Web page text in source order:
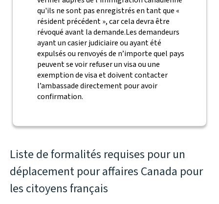
qu'ils ne sont pas enregistrés en tant que «
résident précédent », car cela devra être
révoqué avant la demande.Les demandeurs
ayant un casier judiciaire ou ayant été
expulsés ou renvoyés de n’importe quel pays
peuvent se voir refuser un visa ou une
exemption de visa et doivent contacter
l’ambassade directement pour avoir
confirmation.
Liste de formalités requises pour un
déplacement pour affaires Canada pour
les citoyens français